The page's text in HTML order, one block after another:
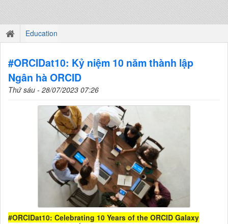
Education
#ORCIDat10: Kỷ niệm 10 năm thành lập
Ngân hà ORCID
Thứ sáu - 28/07/2023 07:26
#ORCIDat10: Celebrating 10 Years of the ORCID Galaxy